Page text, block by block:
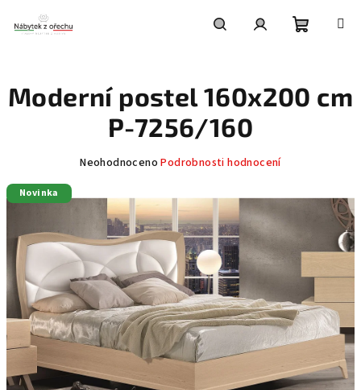
obsah
košík
Moderní postel 160x200 cm
P-7256/160
Průměrné
produktu
z
5
hvězdiček.
Neohodnoceno Podrobnosti hodnocení
Novinka